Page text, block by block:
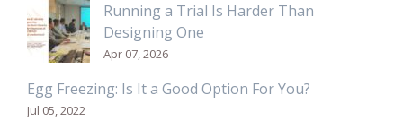
Running a Trial Is Harder Than
Designing One
Apr 07, 2026
Egg Freezing: Is It a Good Option For You?
Jul 05, 2022